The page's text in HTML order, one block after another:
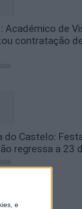
e
Académico de
contratação
do Castelo:
regressa a 23